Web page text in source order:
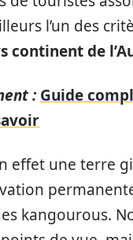
l’un des
continent de
: Guide
effet une
kangourous.